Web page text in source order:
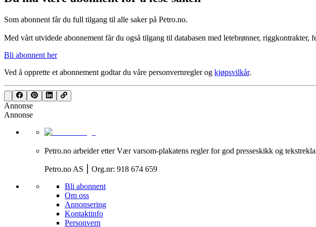
Som abonnent får du full tilgang til alle saker på Petro.no.
Med vårt utvidede abonnement får du også tilgang til databasen med letebrønner,
Bli abonnent her
Ved å opprette et abonnement godtar du våre personvernreglerog kjøpsvilkår.
Annonse
Annonse
Petro.no arbeider etter Vær varsom-plakatens regler for god presseskikk og
Petro.no AS ⎮ Org.nr: 918 674 659
Bli abonnent
Om oss
Annonsering
Kontaktinfo
Personvern